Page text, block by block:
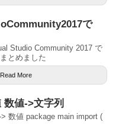
で
Studio Community 2017 で
とめました
Read More
値->文字列
数値 package main import (